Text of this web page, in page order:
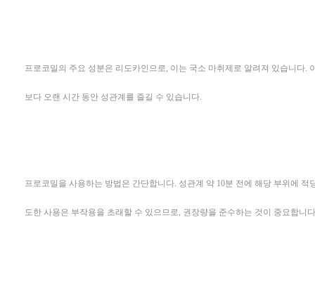
프로코밀의 주요 성분은 리도카인으로, 이는 국소 마취제로 알려져 있습니다
보다 오랜 시간 동안 성관계를 즐길 수 있습니다.
프로코밀을 사용하는 방법은 간단합니다. 성관계 약 10분 전에 해당 부위에
도한 사용은 부작용을 초래할 수 있으므로, 권장량을 준수하는 것이 중요합니